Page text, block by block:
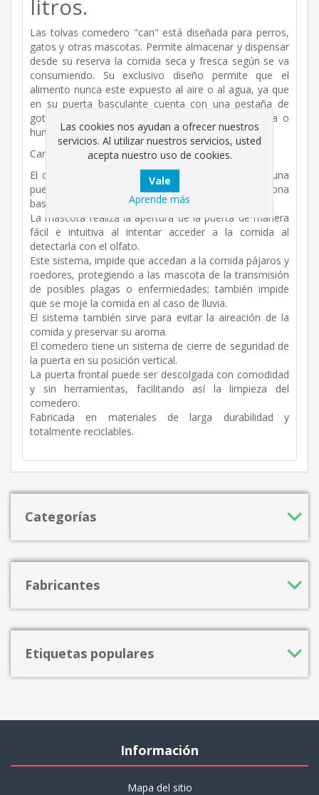
litros.
Las tolvas comedero "can" está diseñada para perros,
gatos y otras mascotas. Permite almacenar y dispensar
desde su reserva la comida seca y fresca según se va
consumiendo. Su exclusivo diseño permite que el
alimento nunca este expuesto al aire o al agua, ya que
en su puerta basculante cuenta con una pestaña de
goteo que se encarga de evitar el ingreso de agua o
humedad.
Características principales comedero CAN:
El comedero tolva, se caracteriza por disponer de una
puerta vertical en su parte frontal la cual funciona
basculando sobre un eje.
La mascota realiza la apertura de la puerta de manera
fácil e intuitiva al intentar acceder a la comida al
detectarla con el olfato.
Este sistema, impide que accedan a la comida pájaros y
roedores, protegiendo a las mascota de la transmisión
de posibles plagas o enfermiedades; también impide
que se moje la comida en al caso de lluvia.
El sistema también sirve para evitar la aireación de la
comida y preservar su aroma.
El comedero tiene un sistema de cierre de seguridad de
la puerta en su posición vertical.
La puerta frontal puede ser descolgada con comodidad
y sin herramientas, facilitando así la limpieza del
comedero.
Fabricada en materiales de larga durabilidad y
totalmente reciclables.
Categorías
Fabricantes
Etiquetas populares
Información
Mapa del sitio
Las cookies nos ayudan a ofrecer nuestros
servicios. Al utilizar nuestros servicios, usted
acepta nuestro uso de cookies.
Aprende más